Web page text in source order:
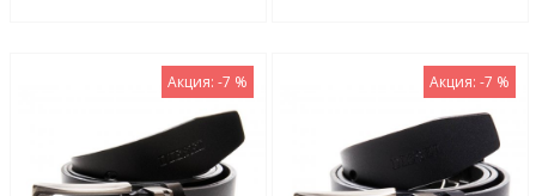
Акция: -7 % Акция: -7 %